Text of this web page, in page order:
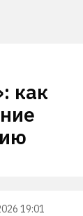
как
19:01